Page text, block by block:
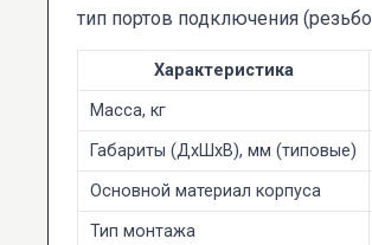
тип портов подключения
Характеристика
Масса, кг
Габариты (ДхШхВ), мм (типовые)
Основной материал корпуса
Тип монтажа